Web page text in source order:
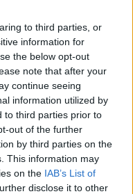
to third parties, or
information for
the below opt-out
note that after your
continue seeing
information utilized by
to third parties prior to
out of the further
by third parties on the
This information may
on the IAB’s List of
disclose it to other
Adóhatósági
áramot